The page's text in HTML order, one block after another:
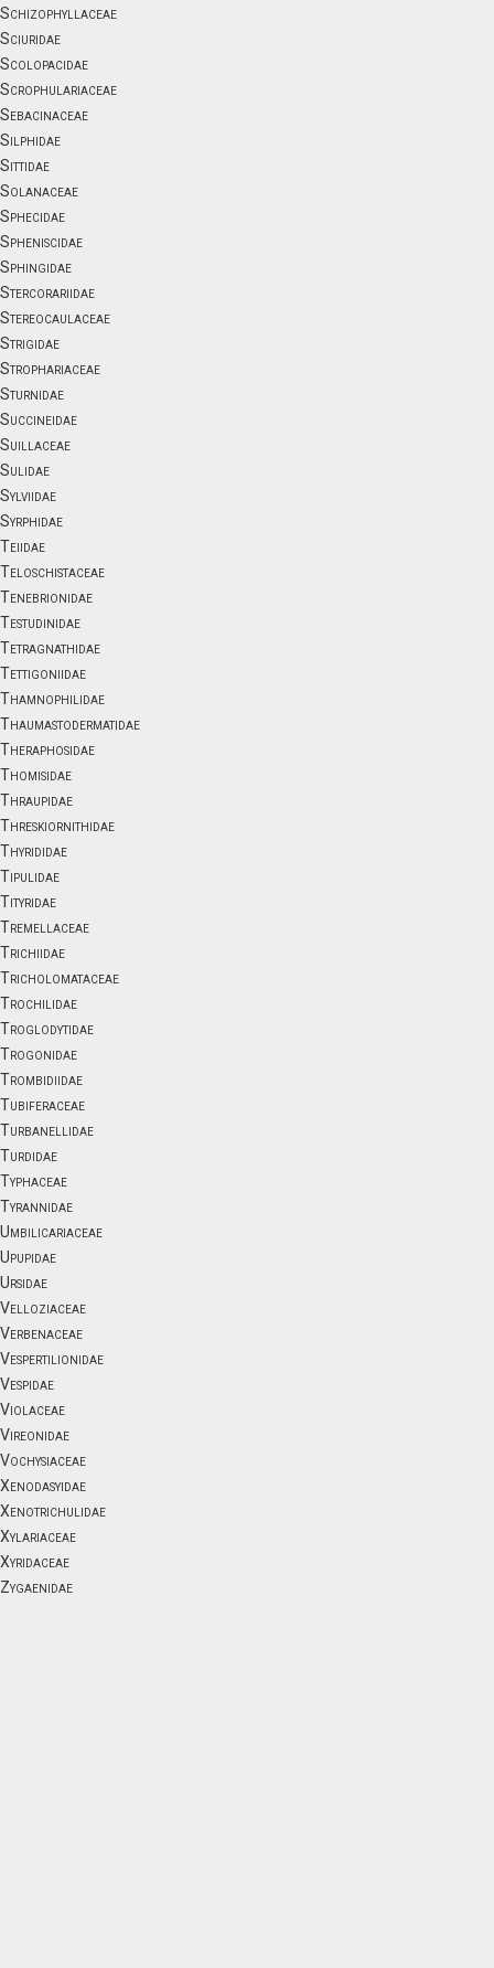
Schizophyllaceae
Sciuridae
Scolopacidae
Scrophulariaceae
Sebacinaceae
Silphidae
Sittidae
Solanaceae
Sphecidae
Spheniscidae
Sphingidae
Stercorariidae
Stereocaulaceae
Strigidae
Strophariaceae
Sturnidae
Succineidae
Suillaceae
Sulidae
Sylviidae
Syrphidae
Teiidae
Teloschistaceae
Tenebrionidae
Testudinidae
Tetragnathidae
Tettigoniidae
Thamnophilidae
Thaumastodermatidae
Theraphosidae
Thomisidae
Thraupidae
Threskiornithidae
Thyrididae
Tipulidae
Tityridae
Tremellaceae
Trichiidae
Tricholomataceae
Trochilidae
Troglodytidae
Trogonidae
Trombidiidae
Tubiferaceae
Turbanellidae
Turdidae
Typhaceae
Tyrannidae
Umbilicariaceae
Upupidae
Ursidae
Velloziaceae
Verbenaceae
Vespertilionidae
Vespidae
Violaceae
Vireonidae
Vochysiaceae
Xenodasyidae
Xenotrichulidae
Xylariaceae
Xyridaceae
Zygaenidae